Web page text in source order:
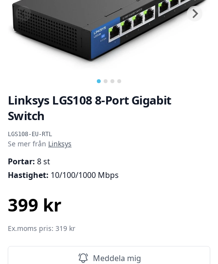
Linksys LGS108 8-Port Gigabit
Switch
LGS108-EU-RTL
Produktinformation
Se mer från Linksys
Portar: 8 st
Hastighet: 10/100/1000 Mbps
399 kr
Ex.moms pris: 319 kr
Meddela mig